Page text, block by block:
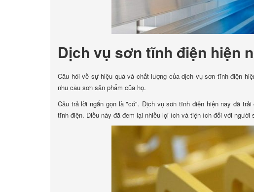
Dịch vụ sơn tĩnh điện hiện
Câu hỏi về sự hiệu quả và chất lượng của dịch vụ sơn tĩnh điện
nhu cầu sơn sản phẩm của họ.
Câu trả lời ngắn gọn là "có". Dịch vụ sơn tĩnh điện hiện nay đã
tĩnh điện. Điều này đã đem lại nhiều lợi ích và tiện ích đối với người